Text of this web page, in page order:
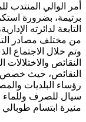
أمر الوالي المنتدب
برتيمة، بضرورة
التابعة لدائرته
من مختلف مصادر
وتم خلال الاجتماع
النقائص
النقائص، حيث خصص
رؤساء البلديات
سيال للصرف
منيرة ابتسام طوبالي